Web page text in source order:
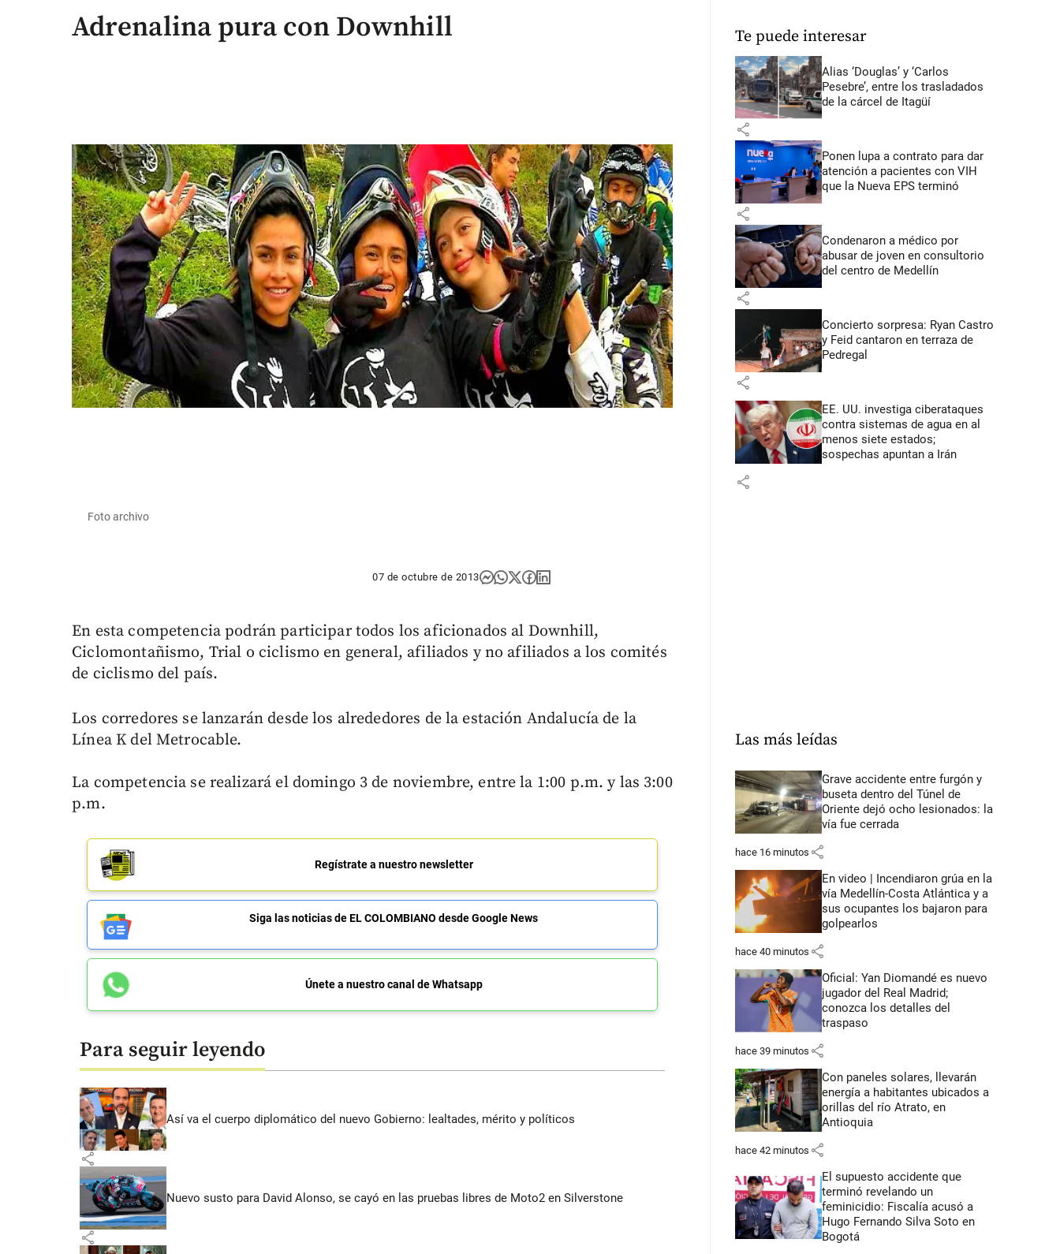
Adrenalina pura con Downhill
Foto archivo
07 de octubre de 2013
En esta competencia podrán participar todos los aficionados al Downhill,
Ciclomontañismo, Trial o ciclismo en general, afiliados y no afiliados a los comités
de ciclismo del país.
Los corredores se lanzarán desde los alrededores de la estación Andalucía de la
Línea K del Metrocable.
La competencia se realizará el domingo 3 de noviembre, entre la 1:00 p.m. y las 3:00
p.m.
Regístrate a nuestro newsletter
Siga las noticias de EL COLOMBIANO desde Google News
Únete a nuestro canal de Whatsapp
Para seguir leyendo
Así va el cuerpo diplomático del nuevo Gobierno: lealtades, mérito y políticos
share
Nuevo susto para David Alonso, se cayó en las pruebas libres de Moto2 en Silverstone
share
Te puede interesar
Alias ‘Douglas’ y ‘Carlos
Pesebre’, entre los trasladados
de la cárcel de Itagüí
share
Ponen lupa a contrato para dar
atención a pacientes con VIH
que la Nueva EPS terminó
share
Condenaron a médico por
abusar de joven en consultorio
del centro de Medellín
share
Concierto sorpresa: Ryan Castro
y Feid cantaron en terraza de
Pedregal
share
EE. UU. investiga ciberataques
contra sistemas de agua en al
menos siete estados;
sospechas apuntan a Irán
share
Las más leídas
Grave accidente entre furgón y
buseta dentro del Túnel de
Oriente dejó ocho lesionados: la
vía fue cerrada
hace 16 minutos share
En video | Incendiaron grúa en la
vía Medellín-Costa Atlántica y a
sus ocupantes los bajaron para
golpearlos
hace 40 minutos share
Oficial: Yan Diomandé es nuevo
jugador del Real Madrid;
conozca los detalles del
traspaso
hace 39 minutos share
Con paneles solares, llevarán
energía a habitantes ubicados a
orillas del río Atrato, en
Antioquia
hace 42 minutos share
El supuesto accidente que
terminó revelando un
feminicidio: Fiscalía acusó a
Hugo Fernando Silva Soto en
Bogotá